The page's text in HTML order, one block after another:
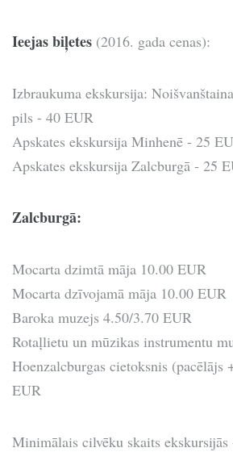
Ieejas biļetes (2016.
Izbraukuma ekskursija:
pils - 40 EUR
Apskates ekskursija Minhenē - 25
Apskates ekskursija Zalcburgā - 25
Zalcburgā:
Mocarta dzimtā māja 10.00 EUR
Mocarta dzīvojamā māja 10.00 EUR
Baroka muzejs 4.50/3.70 EUR
Rotaļlietu un mūzikas instrumentu
Hoenzalcburgas cietoksnis (pacēlājs
EUR
Minimālais cilvēku skaits ekskursijās